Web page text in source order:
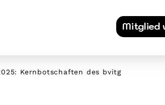
Mitglied
Kernbotschaften des bvitg